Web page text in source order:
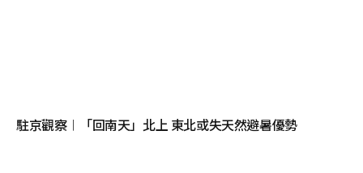
駐京觀察︱「回南天」北上 東北或失天然避暑優勢